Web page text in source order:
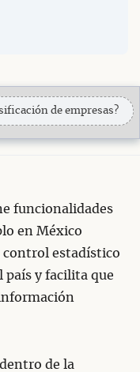
de empresas?
funcionalidades
en México
control estadístico
país y facilita que
de la